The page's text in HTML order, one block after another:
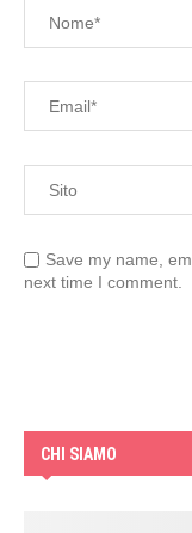
Save my name,
next time I comment.
CHI SIAMO